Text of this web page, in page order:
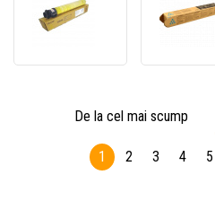
toner
De la cel mai scump
1 2 3 4 5